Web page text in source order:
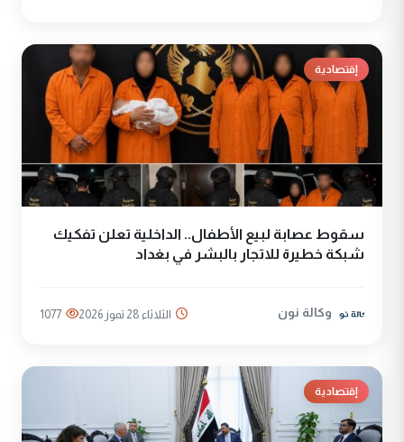
إقتصادية
سقوط عصابة لبيع الأطفال.. الداخلية تعلن تفكيك
شبكة خطيرة للاتجار بالبشر في بغداد
وكالة نون الثلاثاء 28 تموز 2026 1077
إقتصادية